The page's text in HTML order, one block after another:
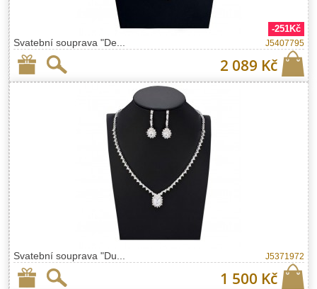
Svatební souprava "De...
-251Kč
J5407795
2 089 Kč
Svatební souprava "Du... J5371972
1 500 Kč